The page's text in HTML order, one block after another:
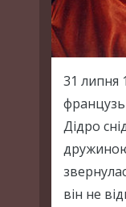
31 липня
Дідро
він не